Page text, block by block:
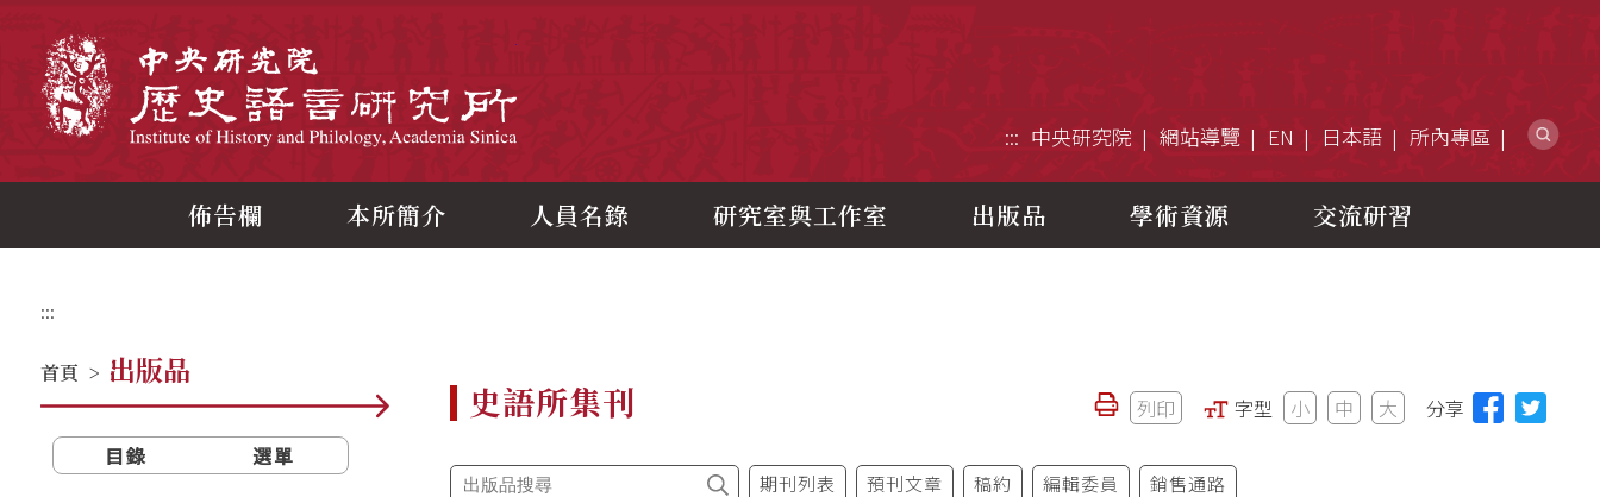
::: 中央研究院 網站導覽 EN 日本語 所內專區
佈告欄 本所簡介 人員名錄 研究室與工作室 出版品 學術資源 交流研習
:::
首頁 > 出版品
目錄 選單
史語所集刊 列印 字型 小 中 大 分享
期刊列表 預刊文章 稿約 編輯委員 銷售通路